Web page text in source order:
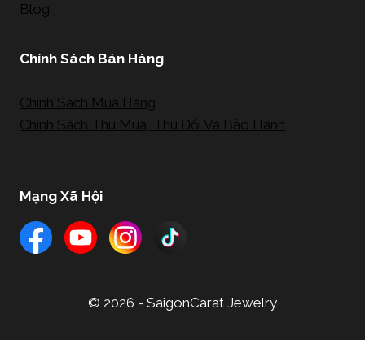
Blog
Chính Sách Bán Hàng
Chính Sách Mua Hàng
Chính Sách Thu Mua, Thu Đổi Và Bảo Hành
Mạng Xã Hội
© 2026 - SaigonCarat Jewelry